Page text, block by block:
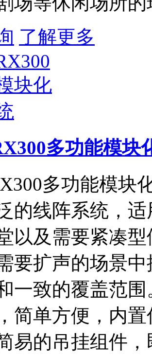
了解更多
多功能模块
多功能模块
的线阵系统，
以及需要紧凑
要扩声的场景
一致的覆盖范
简单方便，内
易的吊挂组件